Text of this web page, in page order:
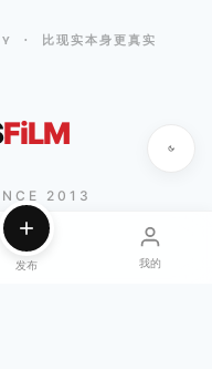
· 比现实本身更真实
FiLM
2013
发布 我的